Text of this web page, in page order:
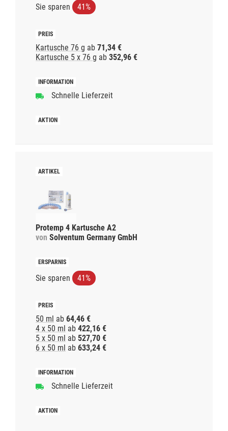
Sie sparen 41%
Kartusche 76 g ab 71,34 €
Kartusche 5 x 76 g ab 352,96 €
Schnelle Lieferzeit
Protemp 4 Kartusche A2
von Solventum Germany GmbH
Sie sparen 41%
50 ml ab 64,46 €
4 x 50 ml ab 422,16 €
5 x 50 ml ab 527,70 €
6 x 50 ml ab 633,24 €
Schnelle Lieferzeit